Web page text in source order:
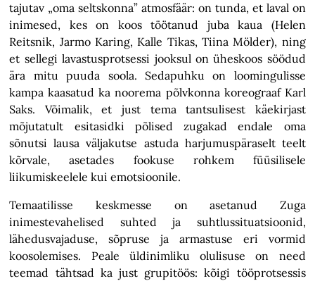
tajutav „oma seltskonna” atmosfäär: on tunda, et laval on
inimesed, kes on koos töötanud juba kaua (Helen
Reitsnik, Jarmo Karing, Kalle Tikas, Tiina Mölder), ning
et sellegi lavastusprotsessi jooksul on üheskoos söödud
ära mitu puuda soola. Sedapuhku on loomingulisse
kampa kaasatud ka noorema põlvkonna koreograaf Karl
Saks. Võimalik, et just tema tantsulisest käekirjast
mõjutatult esitasidki põlised zugakad endale oma
sõnutsi lausa väljakutse astuda harjumuspäraselt teelt
kõrvale, asetades fookuse rohkem füüsilisele
liikumiskeelele kui emotsioonile.
Temaatilisse keskmesse on asetanud Zuga
inimestevahelised suhted ja suhtlussituatsioonid,
lähedusvajaduse, sõpruse ja armastuse eri vormid
koosolemises. Peale üldinimliku olulisuse on need
teemad tähtsad ka just grupitöös: kõigi tööprotsessis